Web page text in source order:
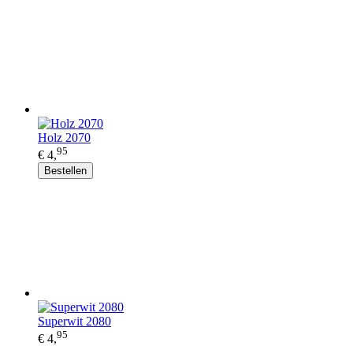
Holz 2070
€ 4,95
Bestellen
Superwit 2080
€ 4,95